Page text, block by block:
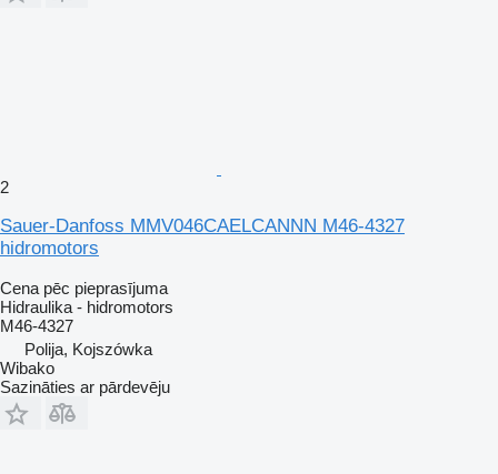
2
Sauer-Danfoss MMV046CAELCANNN M46-4327
hidromotors
Cena pēc pieprasījuma
Hidraulika - hidromotors
M46-4327
Polija, Kojszówka
Wibako
Sazināties ar pārdevēju